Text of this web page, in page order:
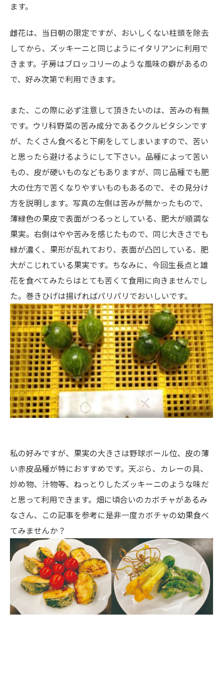
ます。
雌花は、当日朝の限定ですが、おいしくない柱頭を除去
してから、ズッキーニと同じようにイタリアンに利用で
きます。子房はブロッコリーのような風味の癖があるの
で、好み次第で利用できます。
また、この際に必ず注意して頂きたいのは、苦みの有無
です。ウリ科野菜の苦み成分であるククルビタシンです
が、たくさん食べると下痢をしてしまいますので、苦い
と思ったら避けるようにして下さい。品種によって苦い
もの、皮が硬いものなどもありますが、同じ品種でも肥
大の仕方で苦くなりやすいものもあるので、その見分け
方を説明します。写真の左側は苦みが無かったもので、
薄緑色の果皮で表面がつるっとしている、肥大が順調な
果実。右側はやや苦みを感じたもので、同じ大きさでも
緑が濃く、果形が乱れており、表面が凸凹している、肥
大がこじれている果実です。ちなみに、今回生長点と雄
花を食べてみたらはとても苦くて食用に向きませんでし
た。巻きひげは揚げればパリパリでおいしいです。
私の好みですが、果実の大きさは野球ボール位、皮の薄
い赤皮品種が特におすすめです。天ぷら、カレーの具、
炒め物、汁物等、ねっとりしたズッキーニのような味だ
と思って利用できます。畑に頃合いのカボチャがあるみ
なさん、この記事を参考に是非一度カボチャの幼果食べ
てみませんか？